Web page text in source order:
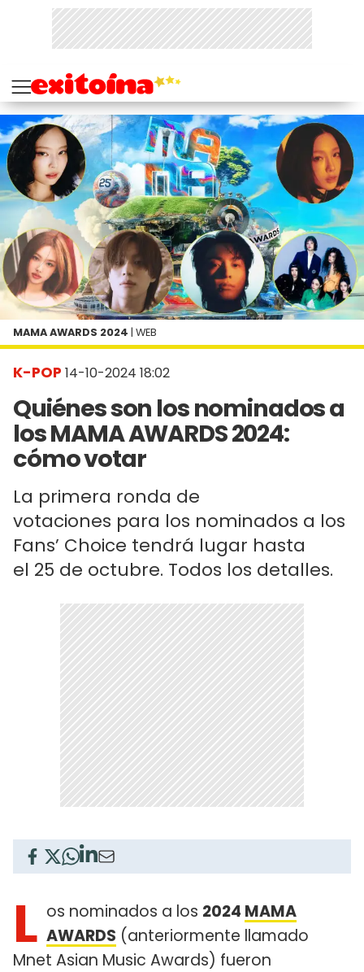
K-POP 14-10-2024 18:02
Quiénes son los nominados a
los MAMA AWARDS 2024:
cómo votar
La primera ronda de
votaciones para los nominados a los
Fans’ Choice tendrá lugar hasta
el 25 de octubre. Todos los detalles.
MAMA AWARDS 2024 | WEB
L os nominados a los 2024 MAMA
AWARDS (anteriormente llamado
Mnet Asian Music Awards)​ fueron